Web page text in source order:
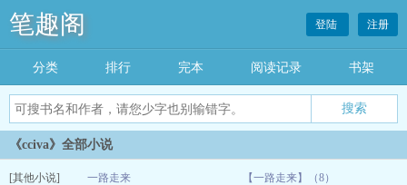
笔趣阁 登陆 注册
分类 排行 完本 阅读记录 书架
《cciva》全部小说
[其他小说] 一路走来 【一路走来】（8）